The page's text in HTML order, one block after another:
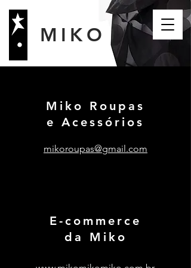
MIKO
Miko Roupas
e Acessórios
mikoroupas@gmail.com
E-commerce
da Miko